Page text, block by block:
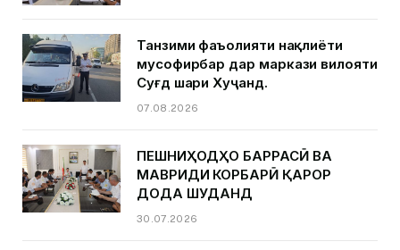
Танзими фаъолияти нақлиёти
мусофирбар дар маркази вилояти
Суғд шаҳри Хуҷанд.
07.08.2026
ПЕШНИҲОДҲО БАРРАСӢ ВА
МАВРИДИ КОРБАРӢ ҚАРОР
ДОДА ШУДАНД
30.07.2026